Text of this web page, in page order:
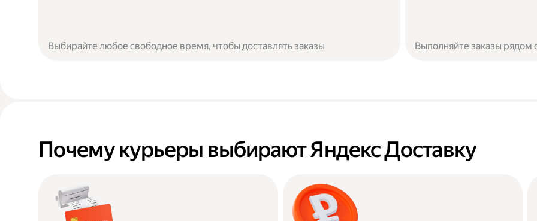
Выбирайте любое свободное время, чтобы доставлять заказы Выполняйте заказы
Почему курьеры выбирают Яндекс Доставку